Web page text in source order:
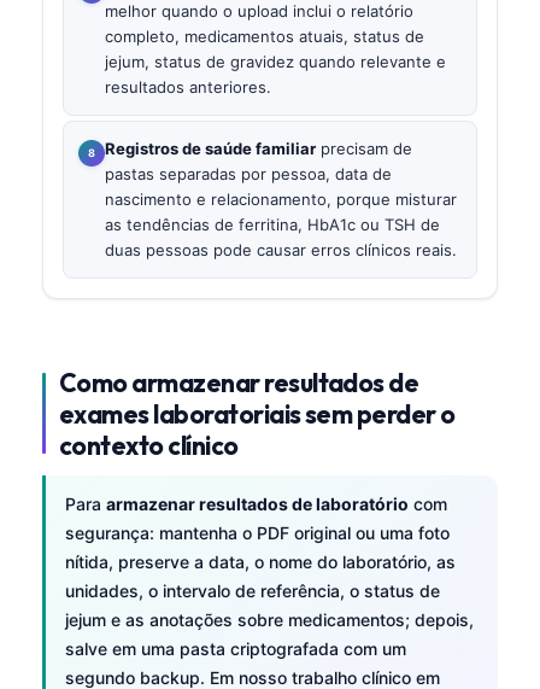
melhor quando o upload inclui o relatório
completo, medicamentos atuais, status de
jejum, status de gravidez quando relevante e
resultados anteriores.
Registros de saúde familiar precisam de
pastas separadas por pessoa, data de
nascimento e relacionamento, porque misturar
as tendências de ferritina, HbA1c ou TSH de
duas pessoas pode causar erros clínicos reais.
Como armazenar resultados de
exames laboratoriais sem perder o
contexto clínico
Para armazenar resultados de laboratório com
segurança: mantenha o PDF original ou uma foto
nítida, preserve a data, o nome do laboratório, as
unidades, o intervalo de referência, o status de
jejum e as anotações sobre medicamentos; depois,
salve em uma pasta criptografada com um
segundo backup. Em nosso trabalho clínico em